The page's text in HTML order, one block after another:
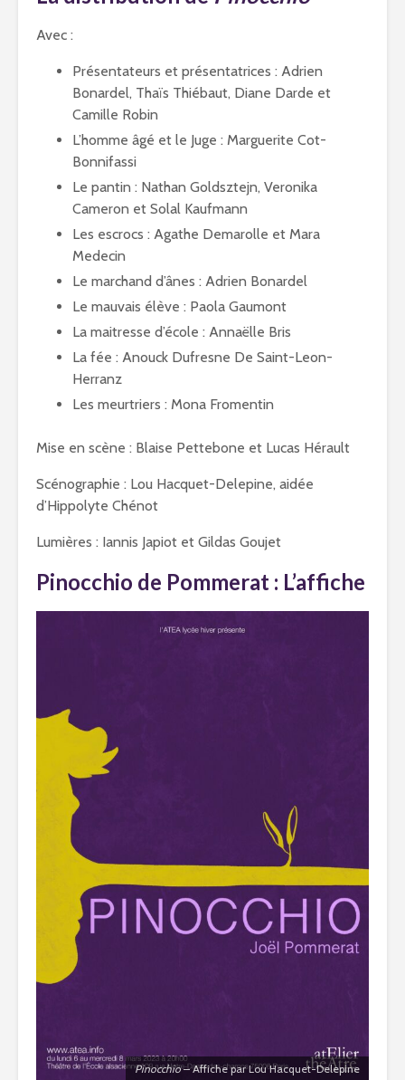
Avec :
Présentateurs et présentatrices : Adrien
Bonardel, Thaïs Thiébaut, Diane Darde et
Camille Robin
L’homme âgé et le Juge : Marguerite Cot-
Bonnifassi
Le pantin : Nathan Goldsztejn, Veronika
Cameron et Solal Kaufmann
Les escrocs : Agathe Demarolle et Mara
Medecin
Le marchand d’ânes : Adrien Bonardel
Le mauvais élève : Paola Gaumont
La maitresse d’école : Annaëlle Bris
La fée : Anouck Dufresne De Saint-Leon-
Herranz
Les meurtriers : Mona Fromentin
Mise en scène : Blaise Pettebone et Lucas Hérault
Scénographie : Lou Hacquet-Delepine, aidée
d’Hippolyte Chénot
Lumières : Iannis Japiot et Gildas Goujet
Pinocchio de Pommerat : L’affiche
Pinocchio– Affiche par Lou Hacquet-Delepine